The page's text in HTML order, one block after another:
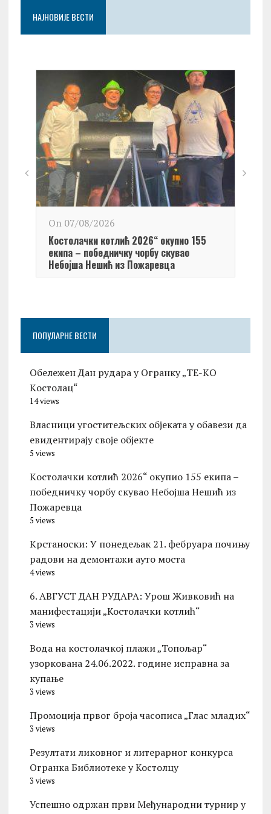
НАЈНОВИЈЕ ВЕСТИ
On 07/08/2026
Kостолачки котлић 2026“ окупио 155
екипа – победничку чорбу скувао
Небојша Нешић из Пожаревца
ПОПУЛАРНЕ ВЕСТИ
Обележен Дан рудара у Огранку „ТЕ-KО
Kостолац“
14 views
Власници угоститељских објеката у обавези да
евидентирају своје објекте
5 views
Kостолачки котлић 2026“ окупио 155 екипа –
победничку чорбу скувао Небојша Нешић из
Пожаревца
5 views
Kрстаноски: У понедељак 21. фебруара почињу
радови на демонтажи ауто моста
4 views
6. АВГУСТ ДАН РУДАРА: Урош Живковић на
манифестацији „Костолачки котлић“
3 views
Вода на костолачкој плажи „Топољар“
узоркована 24.06.2022. године исправна за
купање
3 views
Промоција првог броја часописа „Глас младих“
3 views
Резултати ликовног и литерарног конкурса
Огранка Библиотеке у Костолцу
3 views
Успешно одржан први Међународни турнир у